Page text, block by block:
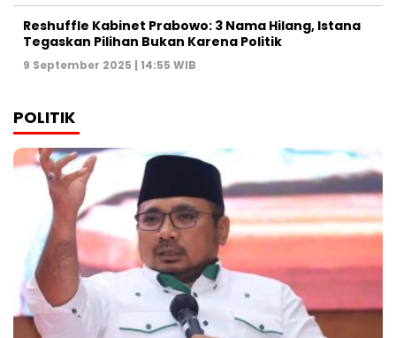
Reshuffle Kabinet Prabowo: 3 Nama Hilang, Istana
Tegaskan Pilihan Bukan Karena Politik
9 September 2025 | 14:55 WIB
POLITIK